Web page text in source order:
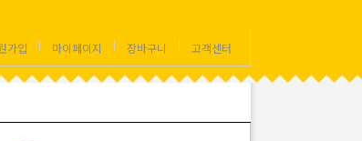
가입 마이페이지 장바구니 고객센터